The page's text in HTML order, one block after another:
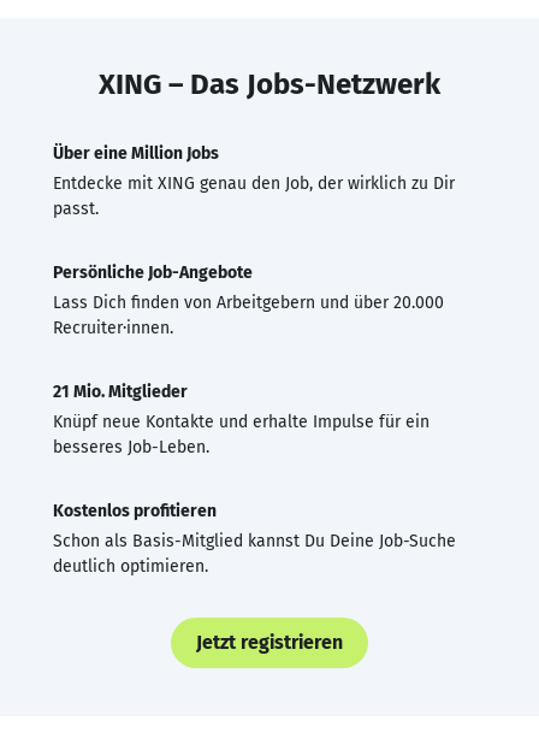
XING – Das Jobs-Netzwerk
Über eine Million Jobs
Entdecke mit XING genau den Job, der wirklich zu Dir
passt.
Persönliche Job-Angebote
Lass Dich finden von Arbeitgebern und über 20.000
Recruiter·innen.
21 Mio. Mitglieder
Knüpf neue Kontakte und erhalte Impulse für ein
besseres Job-Leben.
Kostenlos profitieren
Schon als Basis-Mitglied kannst Du Deine Job-Suche
deutlich optimieren.
Jetzt registrieren